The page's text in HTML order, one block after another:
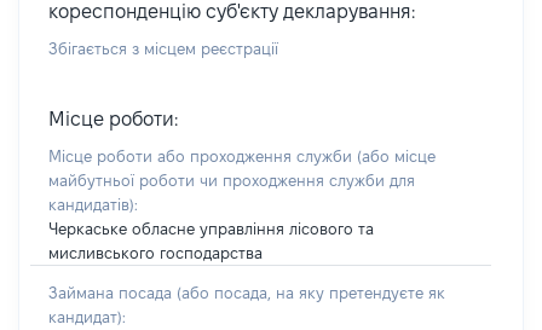
кореспонденцію суб'єкту декларування:
Збігається з місцем реєстрації
Місце роботи:
Місце роботи або проходження служби (або місце
майбутньої роботи чи проходження служби для
кандидатів):
Черкаське обласне управління лісового та
мисливського господарства
Займана посада (або посада, на яку претендуєте як
кандидат):